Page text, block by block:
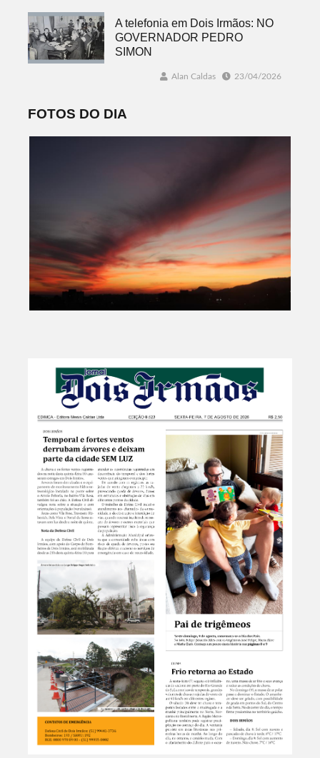
A telefonia em Dois Irmãos: NO
GOVERNADOR PEDRO
SIMON
Alan Caldas 23/04/2026
FOTOS DO DIA